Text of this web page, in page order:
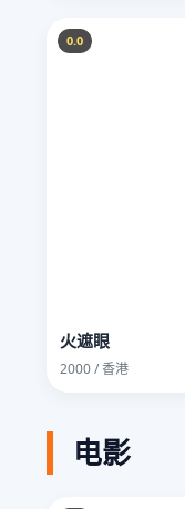
0.0
火遮眼
2000 / 香港
电影